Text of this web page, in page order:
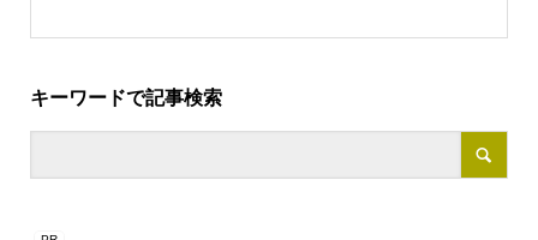
キーワードで記事検索